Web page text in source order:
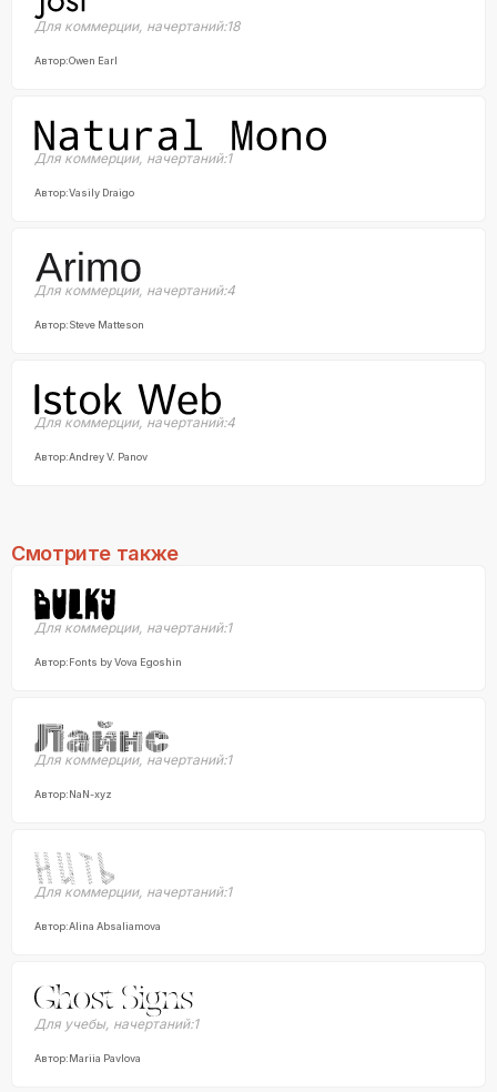
Для коммерции, начертаний:18
Автор:Owen Earl
Для коммерции, начертаний:1
Автор:Vasily Draigo
Для коммерции, начертаний:4
Автор:Steve Matteson
Для коммерции, начертаний:4
Автор:Andrey V. Panov
Смотрите также
Для коммерции, начертаний:1
Автор:Fonts by Vova Egoshin
Для коммерции, начертаний:1
Автор:NaN-xyz
Для коммерции, начертаний:1
Автор:Alina Absaliamova
Для учебы, начертаний:1
Автор:Mariia Pavlova